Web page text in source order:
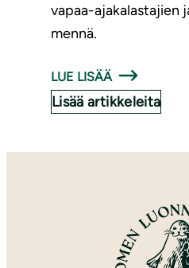
vapaa-ajakalastajien
mennä.
LUE LISÄÄ
Lisää artikkeleita